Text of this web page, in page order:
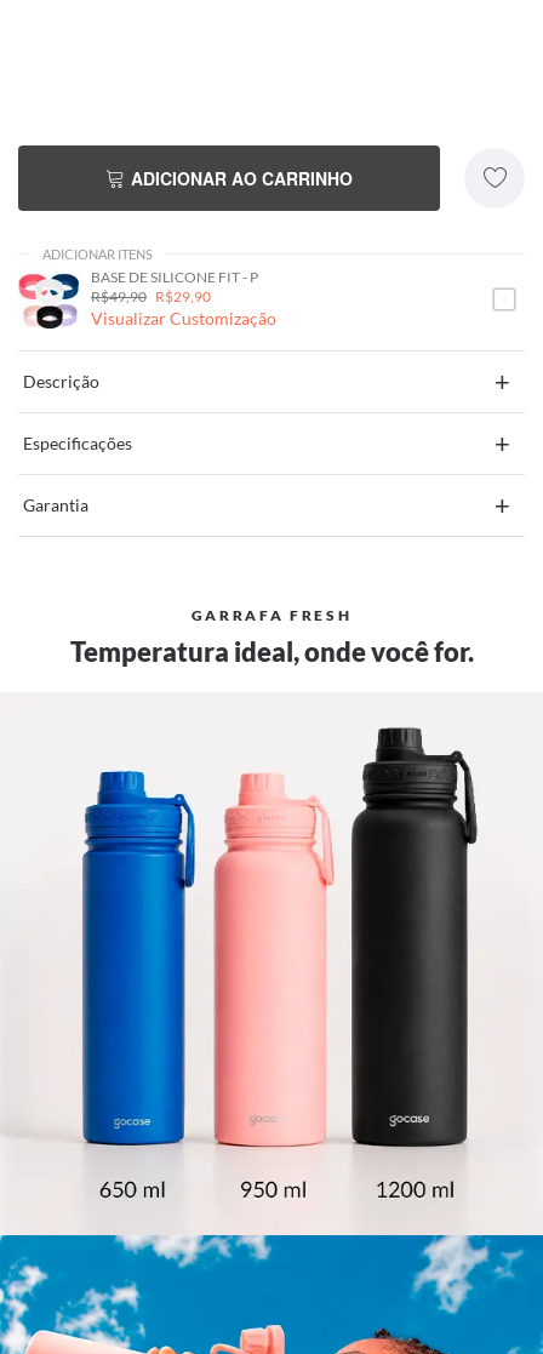
ADICIONAR AO CARRINHO
ADICIONAR ITENS
BASE DE SILICONE FIT - P
R$49,90 R$29,90
Visualizar Customização
Descrição +
Especificações +
Garantia +
GARRAFA FRESH
Temperatura ideal, onde você for.